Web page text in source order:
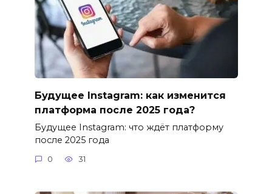
Будущее Instagram: как изменится
платформа после 2025 года?
Будущее Instagram: что ждёт платформу
после 2025 года
0 31